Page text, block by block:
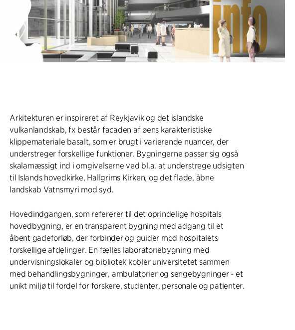
Arkitekturen er inspireret af Reykjavik og det islandske
vulkanlandskab, fx består facaden af øens karakteristiske
klippemateriale basalt, som er brugt i varierende nuancer, der
understreger forskellige funktioner. Bygningerne passer sig også
skalamæssigt ind i omgivelserne ved bl.a. at understrege udsigten
til Islands hovedkirke, Hallgrims Kirken, og det flade, åbne
landskab Vatnsmyri mod syd.
Hovedindgangen, som refererer til det oprindelige hospitals
hovedbygning, er en transparent bygning med adgang til et
åbent gadeforløb, der forbinder og guider mod hospitalets
forskellige afdelinger. En fælles laboratoriebygning med
undervisningslokaler og bibliotek kobler universitetet sammen
med behandlingsbygninger, ambulatorier og sengebygninger - et
unikt miljø til fordel for forskere, studenter, personale og patienter.